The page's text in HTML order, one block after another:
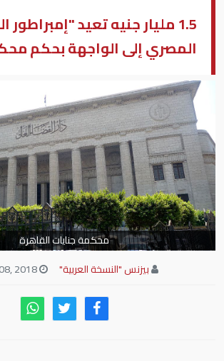
1.5 مليار جنيه تعيد "إمبراطور
المصري إلى الواجهة بحكم
محكمة جنايات القاهرة
بيزنس "النسخة العربية"
March 08, 2018